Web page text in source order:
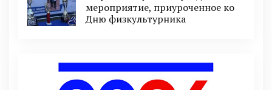
мероприятие, приуроченное ко
Дню физкультурника